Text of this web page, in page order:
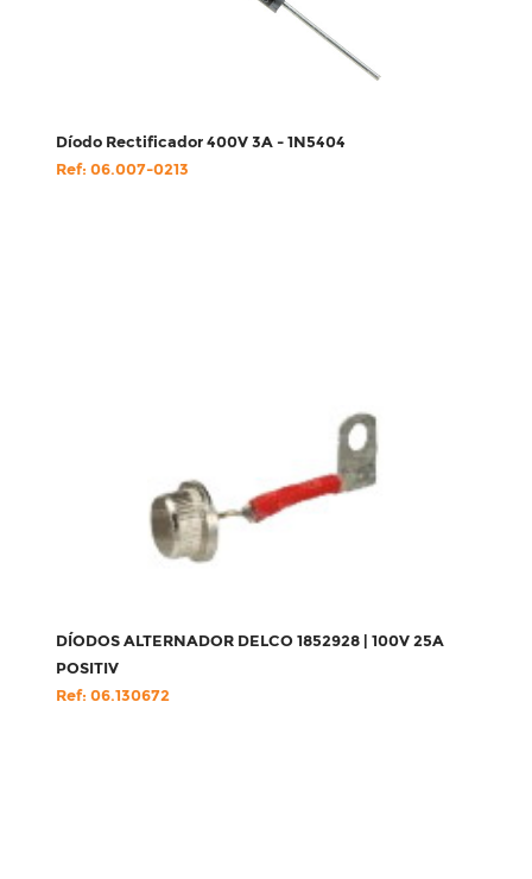
Díodo Rectificador 400V 3A - 1N5404
Ref: 06.007-0213
DÍODOS ALTERNADOR DELCO 1852928 | 100V 25A
POSITIV
Ref: 06.130672